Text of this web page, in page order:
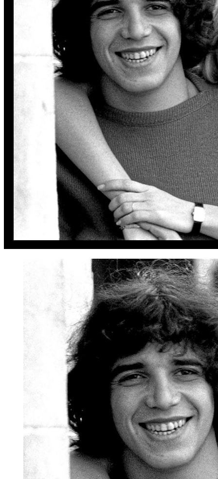
ernard Saint-Paul(ex producteur deJulien Clerc) dans la
biographie d’
Alain Wodrasckabaptisée –France Gall – Des
amours, des chansons et des larmes.
affirme